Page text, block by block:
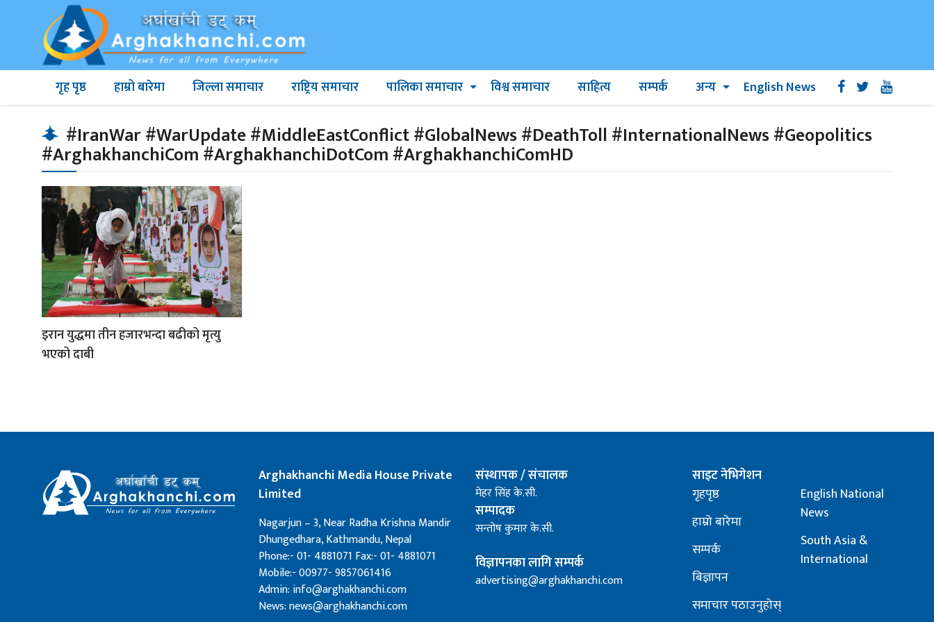
गृह पृष्ठ हाम्रो बारेमा जिल्ला समाचार राष्ट्रिय समाचार पालिका समाचार विश्व समाचार साहित्य सम्पर्क अन्य English News
#IranWar #WarUpdate #MiddleEastConflict #GlobalNews #DeathToll #InternationalNews #Geopolitics
#ArghakhanchiCom #ArghakhanchiDotCom #ArghakhanchiComHD
इरान युद्धमा तीन हजारभन्दा बढीको मृत्यु
भएको दाबी
Arghakhanchi Media House Private
Limited
Nagarjun – 3, Near Radha Krishna Mandir
Dhungedhara, Kathmandu, Nepal
Phone:- 01- 4881071 Fax:- 01- 4881071
Mobile:- 00977- 9857061416
Admin: info@arghakhanchi.com
News: news@arghakhanchi.com
संस्थापक / संचालक
मेहर सिंह के.सी.
सम्पादक
सन्तोष कुमार के.सी.
विज्ञापनका लागि सम्पर्क
advertising@arghakhanchi.com
साइट नेभिगेशन
गृहपृष्ठ
हाम्रो बारेमा
सम्पर्क
बिज्ञापन
समाचार पठाउनुहोस्
English National
News
South Asia &
International